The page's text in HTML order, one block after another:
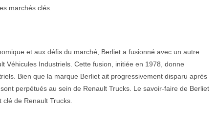
marchés clés.
et aux défis du marché, Berliet a fusionné avec un autre
Véhicules Industriels. Cette fusion, initiée en 1978, donne
Bien que la marque Berliet ait progressivement disparu après
perpétués au sein de Renault Trucks. Le savoir-faire de Berliet
de Renault Trucks.